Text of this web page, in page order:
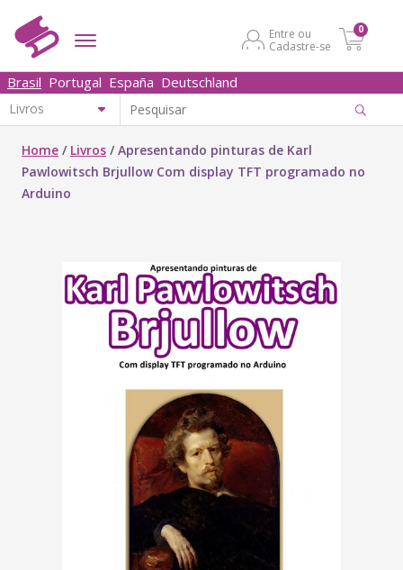
Entre ou
Cadastre-se
0
Brasil Portugal España Deutschland
Home / Livros /Apresentando pinturas de Karl
Pawlowitsch Brjullow Com display TFT programado no
Arduino